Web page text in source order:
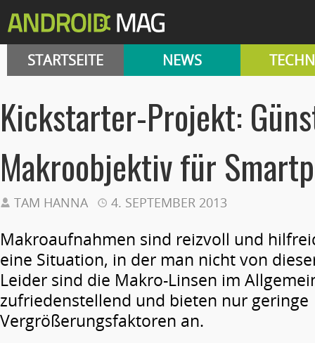
STARTSEITE NEWS
Kickstarter-Projekt:
Makroobjektiv für
TAM HANNA 4. SEPTEMBER 2013
Makroaufnahmen sind reizvoll und
eine Situation, in der man nicht von
Leider sind die Makro-Linsen im
zufriedenstellend und bieten nur geringe
Vergrößerungsfaktoren an.